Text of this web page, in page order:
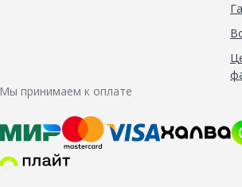
Мы принимаем к оплате